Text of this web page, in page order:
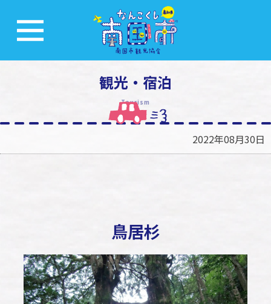
観光・宿泊
Tourism
2022年08月30日
鳥居杉